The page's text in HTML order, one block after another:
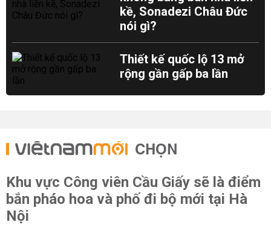
kề, Sonadezi Châu Đức
nói gì?
Thiết kế quốc lộ 13 mở
rộng gần gấp ba lần
CHỌN
Khu vực Công viên Cầu Giấy sẽ là điểm
bắn pháo hoa và phố đi bộ mới tại Hà
Nội